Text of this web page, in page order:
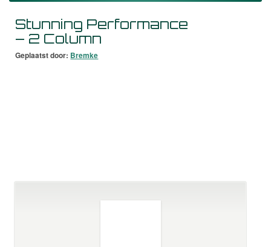
Stunning Performance
– 2 Column
Geplaatst door: Bremke